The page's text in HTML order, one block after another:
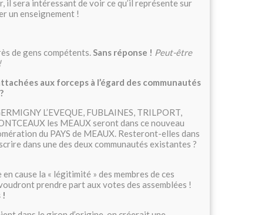
il sera intéressant de voir ce qu’il représente sur
un enseignement !
de gens compétents.Sans réponse ! Peut-être
aux forceps à l’égard des communautés
L’EVEQUE, FUBLAINES, TRILPORT,
les MEAUX seront dans ce nouveau
du PAYS de MEAUX. Resteront-elles dans
dans une des deux communautés existantes ?
cause la « légitimité » des membres de ces
prendre part aux votes des assemblées !
!